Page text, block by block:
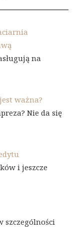
na
ważna?
Nie da się
i jeszcze
szczególności